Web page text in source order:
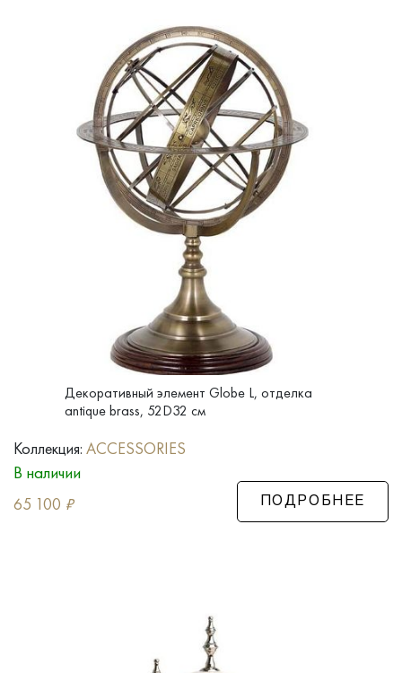
Декоративный элемент Globe L, отделка
antique brass, 52D32 см
Коллекция: ACCESSORIES
В наличии
65 100 ₽ ПОДРОБНЕЕ